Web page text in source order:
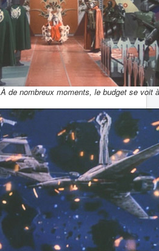
À de nombreux moments, le budget se voit